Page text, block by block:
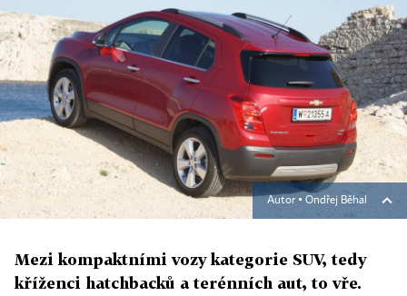
Autor ▪ Ondřej Běhal
Mezi kompaktními vozy kategorie SUV, tedy
kříženci hatchbacků a terénních aut, to vře.